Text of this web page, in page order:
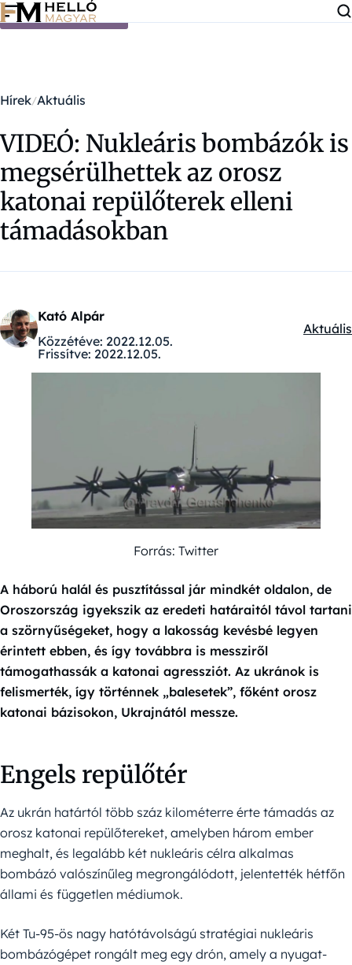
Ugrás a tartalomra
Hírek Aktuális
VIDEÓ: Nukleáris bombázók is
megsérülhettek az orosz
katonai repülőterek elleni
támadásokban
Kató Alpár
Közzétéve: 2022.12.05.
Frissítve: 2022.12.05.
Aktuális
Forrás: Twitter
A háború halál és pusztítással jár mindkét oldalon, de
Oroszország igyekszik az eredeti határaitól távol tartani
a szörnyűségeket, hogy a lakosság kevésbé legyen
érintett ebben, és így továbbra is messziről
támogathassák a katonai agressziót. Az ukránok is
felismerték, így történnek „balesetek”, főként orosz
katonai bázisokon, Ukrajnától messze.
Engels repülőtér
Az ukrán határtól több száz kilométerre érte támadás az
orosz katonai repülőtereket, amelyben három ember
meghalt, és legalább két nukleáris célra alkalmas
bombázó valószínűleg megrongálódott, jelentették hétfőn
állami és független médiumok.
Két Tu-95-ös nagy hatótávolságú stratégiai nukleáris
bombázógépet rongált meg egy drón, amely a nyugat-